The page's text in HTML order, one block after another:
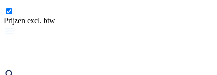
Prijzen excl. btw